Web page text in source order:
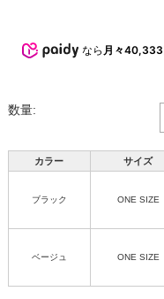
なら 月々
数量:
カラー サイズ
ブラック ONE SIZE
ベージュ ONE SIZE